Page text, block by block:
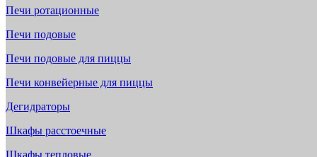
Печи ротационные
Печи подовые
Печи подовые для пиццы
Печи конвейерные для пиццы
Дегидраторы
Шкафы расстоечные
Шкафы тепловые